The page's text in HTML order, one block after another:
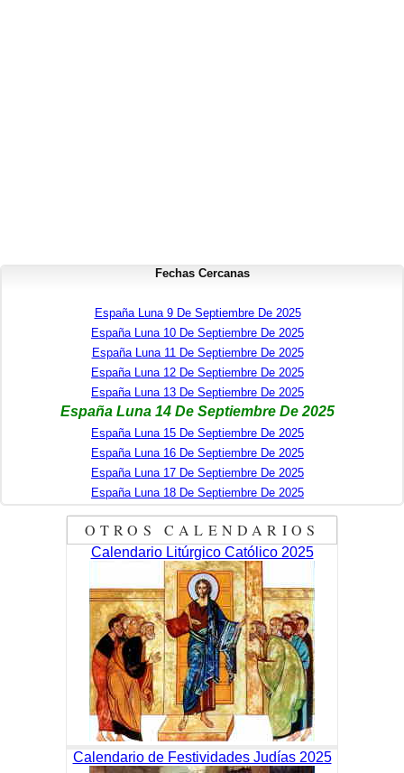
Fechas Cercanas
España Luna 9 De Septiembre De 2025
España Luna 10 De Septiembre De 2025
España Luna 11 De Septiembre De 2025
España Luna 12 De Septiembre De 2025
España Luna 13 De Septiembre De 2025
España Luna 14 De Septiembre De 2025
España Luna 15 De Septiembre De 2025
España Luna 16 De Septiembre De 2025
España Luna 17 De Septiembre De 2025
España Luna 18 De Septiembre De 2025
OTROS CALENDARIOS
Calendario Litúrgico Católico 2025
Calendario de Festividades Judías 2025